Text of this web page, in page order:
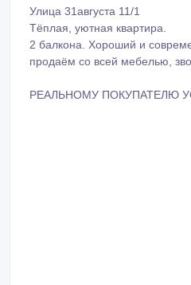
Улица 31августа 11/1
Тёплая, уютная квартира.
2 балкона. Хороший и
продаём со всей мебелью,
РЕАЛЬНОМУ ПОКУПАТЕЛЮ